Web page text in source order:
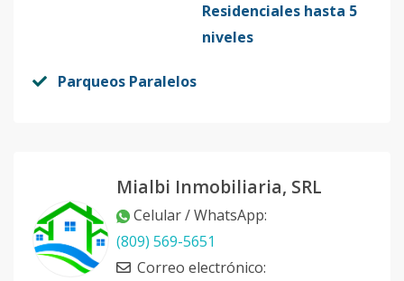
Residenciales hasta 5
niveles
Parqueos Paralelos
Mialbi Inmobiliaria, SRL
Celular / WhatsApp:
(809) 569-5651
Correo electrónico: